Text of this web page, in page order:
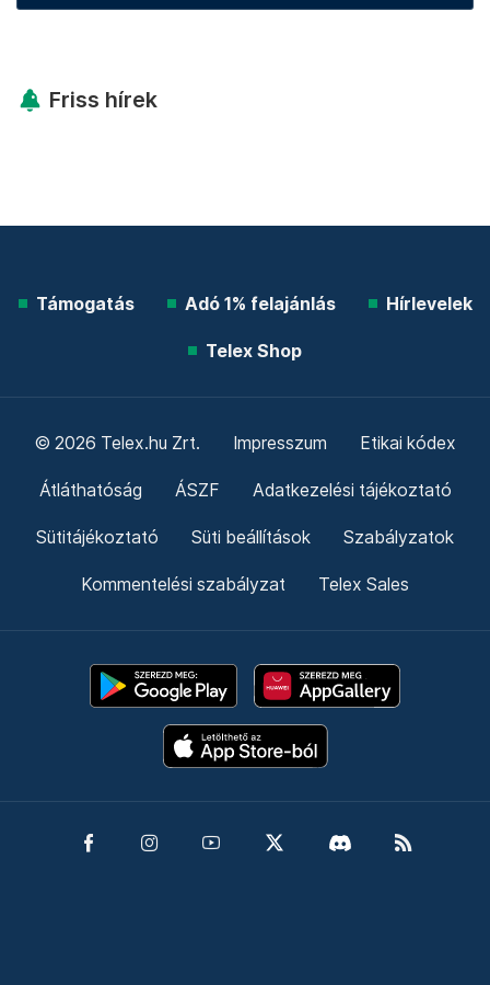
Friss hírek
Támogatás Adó 1% felajánlás Hírlevelek
Telex Shop
© 2026 Telex.hu Zrt. Impresszum Etikai kódex
Átláthatóság ÁSZF Adatkezelési tájékoztató
Sütitájékoztató Süti beállítások Szabályzatok
Kommentelési szabályzat Telex Sales